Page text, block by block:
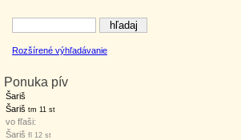
Rozšírené výhľadávanie
Ponuka pív
Šariš
Šariš tm 11 st
vo fľaši:
Šariš fl 12 st